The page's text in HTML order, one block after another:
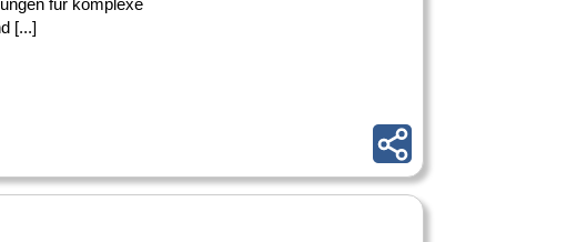
für komplexe
[...]